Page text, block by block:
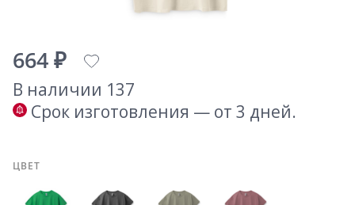
664 ₽
В наличии 137
Срок изготовления — от 3 дней.
ЦВЕТ